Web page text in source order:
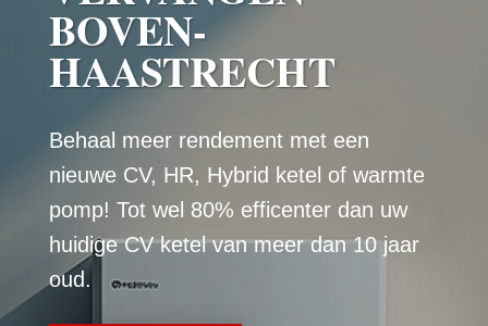
BOVEN-
HAASTRECHT
Behaal meer rendement met een
nieuwe CV, HR, Hybrid ketel of warmte
pomp! Tot wel 80% efficenter dan uw
huidige CV ketel van meer dan 10 jaar
oud.